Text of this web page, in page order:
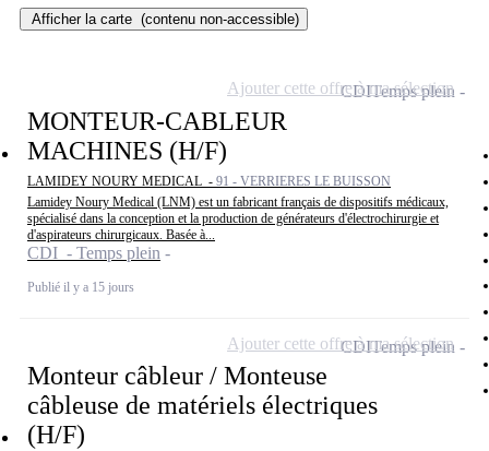
Afficher la carte (contenu non-accessible)
MONTEUR-CABLEUR
MACHINES (H/F)
LAMIDEY NOURY MEDICAL - 91 - VERRIERES LE BUISSON
Lamidey Noury Medical (LNM) est un fabricant français de dispositifs médicaux,
spécialisé dans la conception et la production de générateurs d'électrochirurgie et
d'aspirateurs chirurgicaux. Basée à...
CDI - Temps plein
Publié il y a 15 jours
CDITemps plein
Ajouter cette offre à ma sélection
Monteur câbleur / Monteuse
câbleuse de matériels électriques
(H/F)
CDITemps plein
Ajouter cette offre à ma sélection